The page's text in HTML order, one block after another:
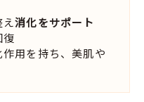
え消化をサポート
復
作用を持ち、美肌や